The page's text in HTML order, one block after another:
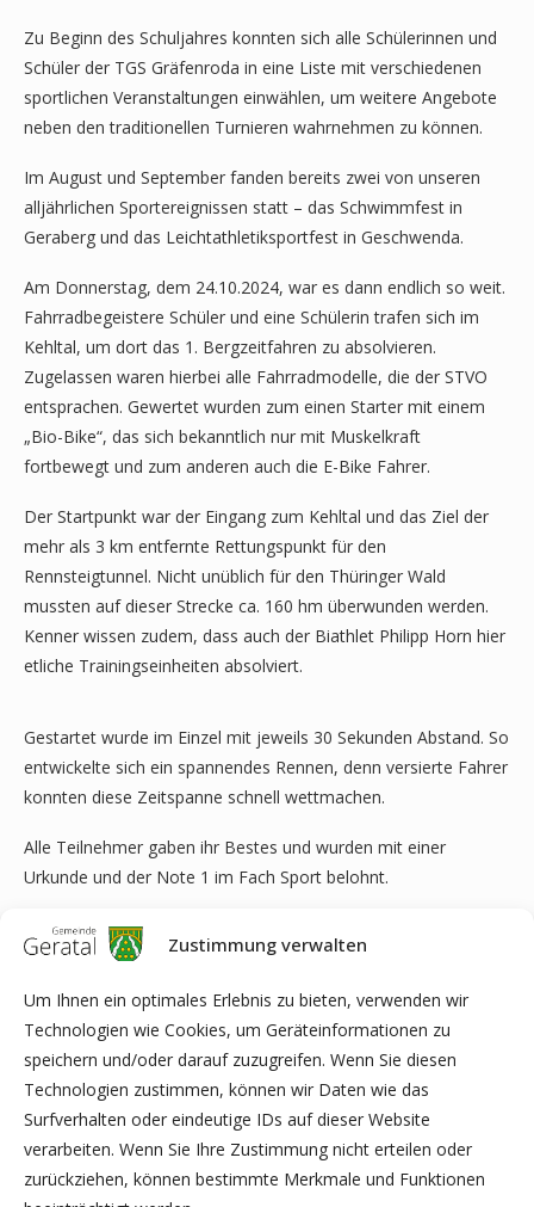
Zustimmung verwalten
Um Ihnen ein optimales Erlebnis zu bieten, verwenden wir
Technologien wie Cookies, um Geräteinformationen zu
speichern und/oder darauf zuzugreifen. Wenn Sie diesen
Technologien zustimmen, können wir Daten wie das
Surfverhalten oder eindeutige IDs auf dieser Website
verarbeiten. Wenn Sie Ihre Zustimmung nicht erteilen oder
zurückziehen, können bestimmte Merkmale und Funktionen
Zu Beginn des Schuljahres konnten sich alle Schülerinnen und
Schüler der TGS Gräfenroda in eine Liste mit verschiedenen
sportlichen Veranstaltungen einwählen, um weitere Angebote
neben den traditionellen Turnieren wahrnehmen zu können.
Im August und September fanden bereits zwei von unseren
alljährlichen Sportereignissen statt – das Schwimmfest in
Geraberg und das Leichtathletiksportfest in Geschwenda.
Am Donnerstag, dem 24.10.2024, war es dann endlich so weit.
Fahrradbegeistere Schüler und eine Schülerin trafen sich im
Kehltal, um dort das 1. Bergzeitfahren zu absolvieren.
Zugelassen waren hierbei alle Fahrradmodelle, die der STVO
entsprachen. Gewertet wurden zum einen Starter mit einem
„Bio-Bike“, das sich bekanntlich nur mit Muskelkraft
fortbewegt und zum anderen auch die E-Bike Fahrer.
Der Startpunkt war der Eingang zum Kehltal und das Ziel der
mehr als 3 km entfernte Rettungspunkt für den
Rennsteigtunnel. Nicht unüblich für den Thüringer Wald
mussten auf dieser Strecke ca. 160 hm überwunden werden.
Kenner wissen zudem, dass auch der Biathlet Philipp Horn hier
etliche Trainingseinheiten absolviert.
Gestartet wurde im Einzel mit jeweils 30 Sekunden Abstand. So
entwickelte sich ein spannendes Rennen, denn versierte Fahrer
konnten diese Zeitspanne schnell wettmachen.
Alle Teilnehmer gaben ihr Bestes und wurden mit einer
Urkunde und der Note 1 im Fach Sport belohnt.
Nun kann man gespannt sein auf die folgenden Wettkämpfe.
Auf dem Plan für dieses Kalenderjahr stehen noch im
Zweifelderball und im Dezember der Adventshochsprung
„Größe ist relativ“.
Bettina Pabst und Andreas Kürschner (Fachschaft Sport)